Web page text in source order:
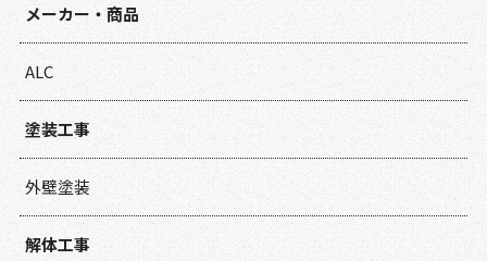
メーカー・商品
ALC
塗装工事
外壁塗装
解体工事